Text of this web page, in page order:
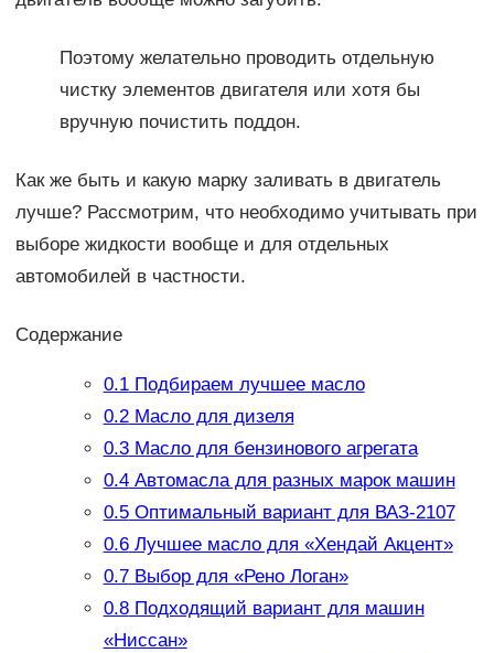
Поэтому желательно проводить отдельную
чистку элементов двигателя или хотя бы
вручную почистить поддон.
Как же быть и какую марку заливать в двигатель
лучше? Рассмотрим, что необходимо учитывать при
выборе жидкости вообще и для отдельных
автомобилей в частности.
Содержание
0.1Подбираем лучшее масло
0.2Масло для дизеля
0.3Масло для бензинового агрегата
0.4Автомасла для разных марок машин
0.5Оптимальный вариант для ВАЗ-2107
0.6Лучшее масло для «Хендай Акцент»
0.7Выбор для «Рено Логан»
0.8Подходящий вариант для машин
«Ниссан»